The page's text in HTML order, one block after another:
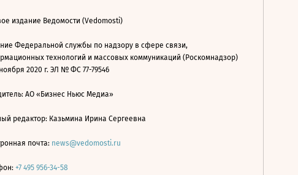
издание Ведомости (Vedomosti)
Федеральной службы по надзору в сфере связи,
технологий и массовых коммуникаций (Роскомнадзор)
2020 г. ЭЛ № ФС 77-79546
АО «Бизнес Ньюс Медиа»
редактор: Казьмина Ирина Сергеевна
почта: news@vedomosti.ru
+7 495 956-34-58